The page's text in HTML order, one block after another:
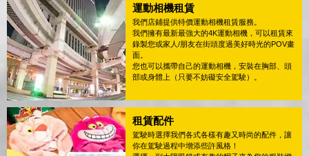
運動相機租賃
我們店鋪提供特價運動相機租賃服務。
我們擁有最新最強大的4K運動相機，可以租賃來
錄製您或家人/朋友在街頭度過美好時光的POV畫
面。
您也可以攜帶自己的運動相機，安裝在胸部、頭
部或身體上（只要不妨礙安全駕駛）。
租賃配件
駕駛時選擇我們各式各樣有趣又時尚的配件，讓
你在駕駛過程中增添些許風格！